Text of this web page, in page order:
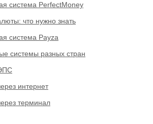
система PerfectMoney
что нужно знать
система Payza
системы разных стран
интернет
терминал